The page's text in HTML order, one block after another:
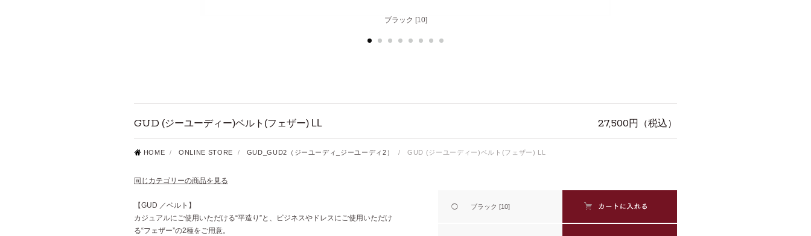
ブラック [10]
バーガンディ [56]
GUD (ジーユーディー)ベルト(フェザー) LL 27,500円（税込）
HOME / ONLINE STORE / GUD_GUD2（ジーユーディ_ジーユーディ2） / GUD (ジーユーディー)ベルト(フェザー) LL
同じカテゴリーの商品を見る
【GUD ／ベルト】
カジュアルにご使用いただける“平造り”と、ビジネスやドレスにご使用いただけ
る“フェザー”の2種をご用意。
◯ ブラック [10]